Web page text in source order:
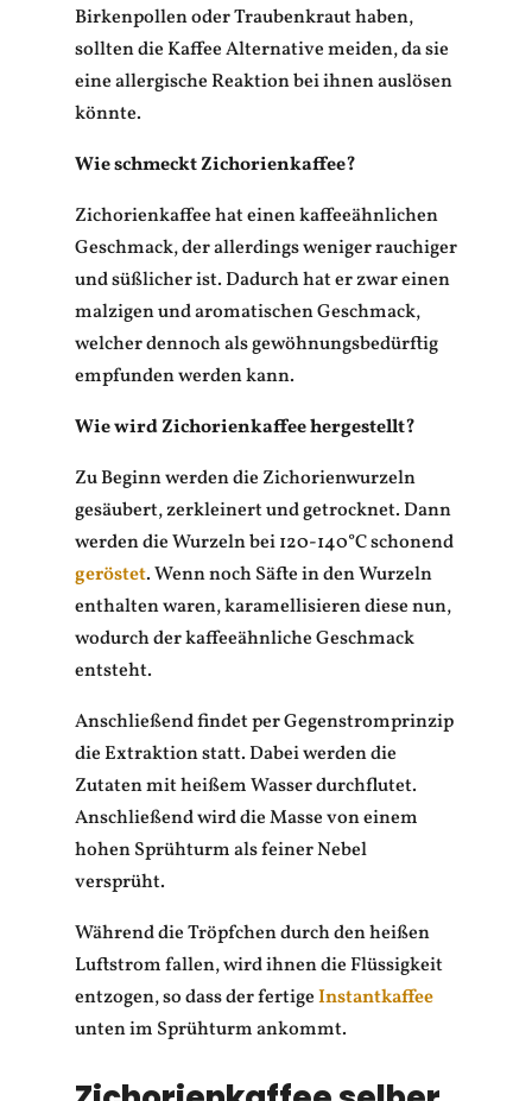
Birkenpollen oder Traubenkraut haben,
sollten die Kaffee Alternative meiden, da sie
eine allergische Reaktion bei ihnen auslösen
könnte.
Wie schmeckt Zichorienkaffee?
Zichorienkaffee hat einen kaffeeähnlichen
Geschmack, der allerdings weniger rauchiger
und süßlicher ist. Dadurch hat er zwar einen
malzigen und aromatischen Geschmack,
welcher dennoch als gewöhnungsbedürftig
empfunden werden kann.
Wie wird Zichorienkaffee hergestellt?
Zu Beginn werden die Zichorienwurzeln
gesäubert, zerkleinert und getrocknet. Dann
werden die Wurzeln bei 120-140°C schonend
geröstet. Wenn noch Säfte in den Wurzeln
enthalten waren, karamellisieren diese nun,
wodurch der kaffeeähnliche Geschmack
entsteht.
Anschließend findet per Gegenstromprinzip
die Extraktion statt. Dabei werden die
Zutaten mit heißem Wasser durchflutet.
Anschließend wird die Masse von einem
hohen Sprühturm als feiner Nebel
versprüht.
Während die Tröpfchen durch den heißen
Luftstrom fallen, wird ihnen die Flüssigkeit
entzogen, so dass der fertigeInstantkaffee
unten im Sprühturm ankommt.